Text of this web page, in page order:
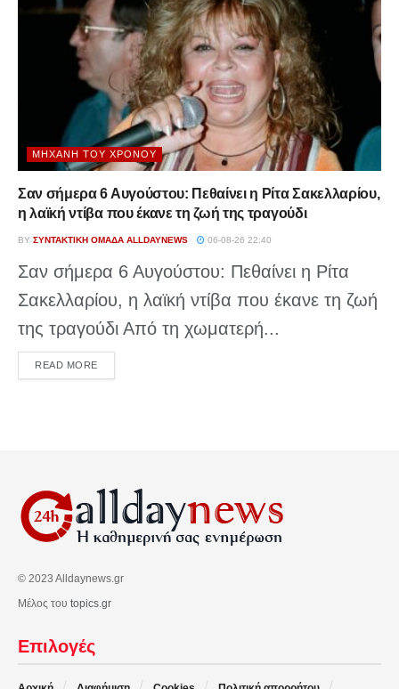
ΜΗΧΑΝΉ ΤΟΥ ΧΡΌΝΟΥ
Σαν σήμερα 6 Αυγούστου: Πεθαίνει η Ρίτα Σακελλαρίου,
η λαϊκή ντίβα που έκανε τη ζωή της τραγούδι
BY ΣΥΝΤΑΚΤΙΚΉ ΟΜΆΔΑ ALLDAYNEWS 06-08-26 22:40
Σαν σήμερα 6 Αυγούστου: Πεθαίνει η Ρίτα
Σακελλαρίου, η λαϊκή ντίβα που έκανε τη ζωή
της τραγούδι Από τη χωματερή...
READ MOREDETAILS
© 2023 Alldaynews.gr
Μέλος του topics.gr
Επιλογές